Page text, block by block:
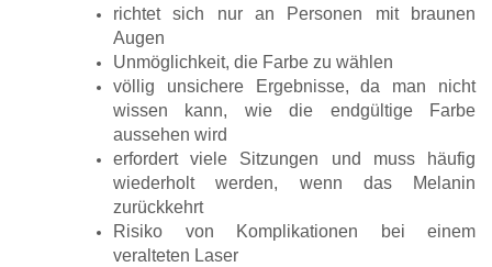
richtet sich nur an Personen mit braunen
Augen
Unmöglichkeit, die Farbe zu wählen
völlig unsichere Ergebnisse, da man nicht
wissen kann, wie die endgültige Farbe
aussehen wird
erfordert viele Sitzungen und muss häufig
wiederholt werden, wenn das Melanin
zurückkehrt
Risiko von Komplikationen bei einem
veralteten Laser